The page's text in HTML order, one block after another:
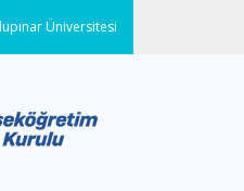
Üniversitesi